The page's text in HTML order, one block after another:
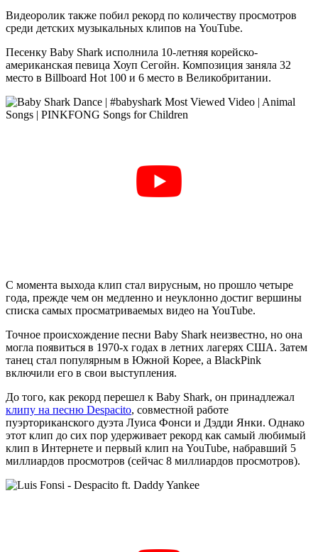
Видеоролик также побил рекорд по количеству просмотров
среди детских музыкальных клипов на YouTube.
Песенку Baby Shark исполнила 10-летняя корейско-
американская певица Хоуп Сегойн. Композиция заняла 32
место в Billboard Hot 100 и 6 место в Великобритании.
С момента выхода клип стал вирусным, но прошло четыре
года, прежде чем он медленно и неуклонно достиг вершины
списка самых просматриваемых видео на YouTube.
Точное происхождение песни Baby Shark неизвестно, но она
могла появиться в 1970-х годах в летних лагерях США. Затем
танец стал популярным в Южной Корее, а BlackPink
включили его в свои выступления.
До того, как рекорд перешел к Baby Shark, он принадлежал
клипу на песню Despacito, совместной работе
пуэрториканского дуэта Луиса Фонси и Дэдди Янки. Однако
этот клип до сих пор удерживает рекорд как самый любимый
клип в Интернете и первый клип на YouTube, набравший 5
миллиардов просмотров (сейчас 8 миллиардов просмотров).